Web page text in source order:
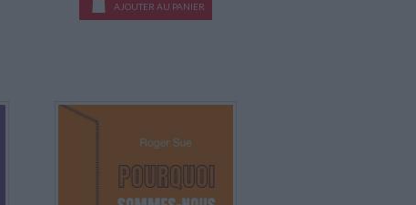
AJOUTER AU PANIER